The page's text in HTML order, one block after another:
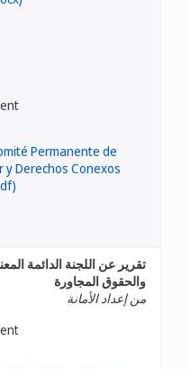
تقرير عن اللجنة الدائمة
والحقوق المجاورة
من إعداد الأمانة